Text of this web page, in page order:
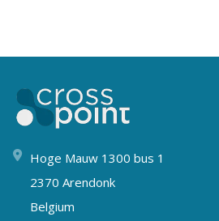
Hoge Mauw 1300 bus 1
2370 Arendonk
Belgium